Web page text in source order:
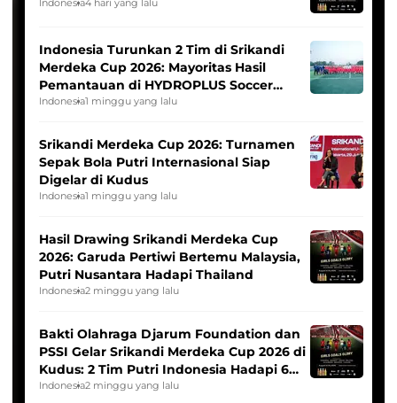
Indonesia4 hari yang lalu
Indonesia Turunkan 2 Tim di Srikandi
Merdeka Cup 2026: Mayoritas Hasil
Pemantauan di HYDROPLUS Soccer
League
Indonesia1 minggu yang lalu
Srikandi Merdeka Cup 2026: Turnamen
Sepak Bola Putri Internasional Siap
Digelar di Kudus
Indonesia1 minggu yang lalu
Hasil Drawing Srikandi Merdeka Cup
2026: Garuda Pertiwi Bertemu Malaysia,
Putri Nusantara Hadapi Thailand
Indonesia2 minggu yang lalu
Bakti Olahraga Djarum Foundation dan
PSSI Gelar Srikandi Merdeka Cup 2026 di
Kudus: 2 Tim Putri Indonesia Hadapi 6
Tim Asia
Indonesia2 minggu yang lalu